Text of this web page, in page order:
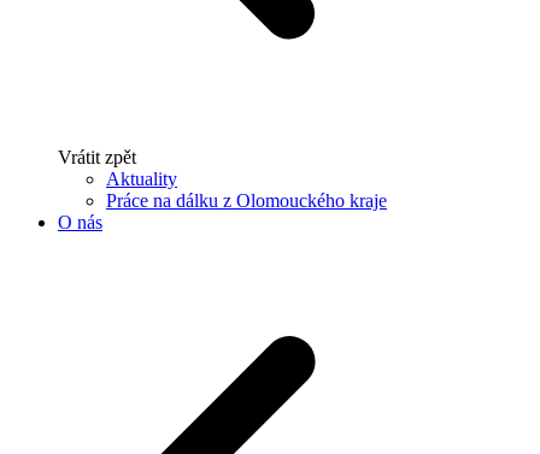
Vrátit zpět
Aktuality
Práce na dálku z Olomouckého kraje
O nás